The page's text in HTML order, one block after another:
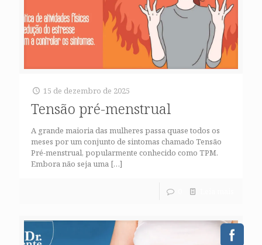
15 de dezembro de 2025
Tensão pré-menstrual
A grande maioria das mulheres passa quase todos os
meses por um conjunto de sintomas chamado Tensão
Pré-menstrual, popularmente conhecido como TPM.
Embora não seja uma […]